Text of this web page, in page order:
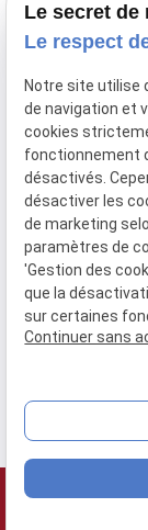
Politique de
Gestion
DEMANDE DE
Le secret de
Le respect
Notre site utilise
de navigation et
cookies
fonctionnement
désactivés.
désactiver les
de marketing
paramètres de
'Gestion des
que la
sur certaines
Continuer sans